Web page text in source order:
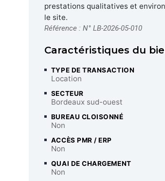
prestations qualitatives et
le site.
Référence : N° LB-2026-05-010
Caractéristiques du
TYPE DE TRANSACTION
Location
SECTEUR
Bordeaux sud-ouest
BUREAU CLOISONNÉ
Non
ACCÈS PMR / ERP
Non
QUAI DE CHARGEMENT
Non